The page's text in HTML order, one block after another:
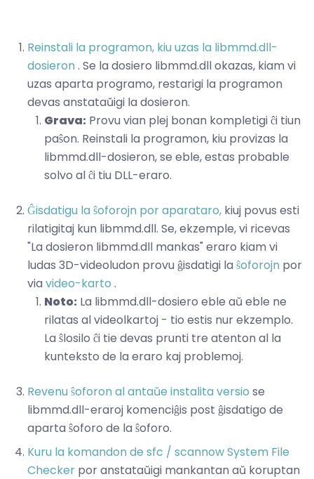
Reinstali la programon, kiu uzas la libmmd.dll-
dosieron. Se la dosiero libmmd.dll okazas, kiam vi
uzas aparta programo, restarigi la programon
devas anstataŭigi la dosieron.
Grava: Provu vian plej bonan kompletigi ĉi tiun
paŝon. Reinstali la programon, kiu provizas la
libmmd.dll-dosieron, se eble, estas probable
solvo al ĉi tiu DLL-eraro.
Ĝisdatigu la ŝoforojn por aparataro, kiuj povus esti
rilatigitaj kun libmmd.dll. Se, ekzemple, vi ricevas
"La dosieron libmmd.dll mankas" eraro kiam vi
ludas 3D-videoludon provu ĝisdatigi la ŝoforojn por
via video-karto .
Noto: La libmmd.dll-dosiero eble aŭ eble ne
rilatas al videolkartoj - tio estis nur ekzemplo.
La ŝlosilo ĉi tie devas prunti tre atenton al la
kunteksto de la eraro kaj problemoj.
Revenu ŝoforon al antaŭe instalita versio se
libmmd.dll-eraroj komenciĝis post ĝisdatigo de
aparta ŝoforo de la ŝoforo.
Kuru la komandon de sfc / scannow System File
Checker por anstataŭigi mankantan aŭ koruptan